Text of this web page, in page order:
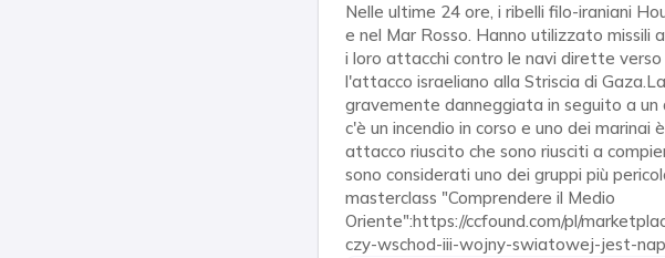
Nelle ultime 24 ore, i ribelli filo-iraniani
e nel Mar Rosso. Hanno utilizzato
i loro attacchi contro le navi dirette verso
l'attacco israeliano alla Striscia di
gravemente danneggiata in seguito a
c'è un incendio in corso e uno dei
attacco riuscito che sono riusciti a
sono considerati uno dei gruppi più
masterclass "Comprendere il Medio
Oriente":https://ccfound.com/pl/
czy-wschod-iii-wojny-swiatowej-jest-